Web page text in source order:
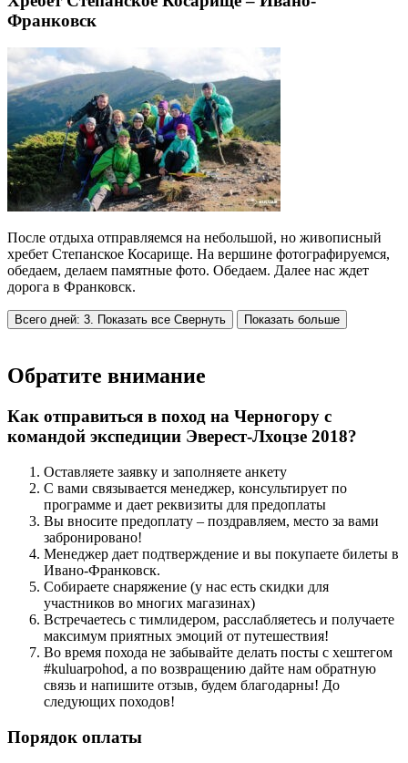
Франковск
После отдыха отправляемся на небольшой, но живописный
хребет Степанское Косарище. На вершине фотографируемся,
обедаем, делаем памятные фото. Обедаем. Далее нас ждет
дорога в Франковск.
Всего дней: 3. Показать все Свернуть Показать больше
Обратите внимание
Как отправиться в поход на Черногору с
командой экспедиции Эверест-Лхоцзе 2018?
Оставляете заявку и заполняете анкету
С вами связывается менеджер, консультирует по
программе и дает реквизиты для предоплаты
Вы вносите предоплату – поздравляем, место за вами
забронировано!
Менеджер дает подтверждение и вы покупаете билеты в
Ивано-Франковск.
Собираете снаряжение (у нас есть скидки для
участников во многих магазинах)
Встречаетесь с тимлидером, расслабляетесь и получаете
максимум приятных эмоций от путешествия!
Во время похода не забывайте делать посты с хештегом
#kuluarpohod, а по возвращению дайте нам обратную
связь и напишите отзыв, будем благодарны! До
следующих походов!
Порядок оплаты